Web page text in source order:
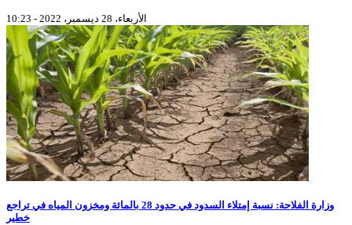
الأربعاء، 28 ديسمبر، 2022 - 10:23
وزارة الفلاحة: نسبة إمتلاء السدود في حدود 28 بالمائة ومخزون المياه في تراجع
خطير